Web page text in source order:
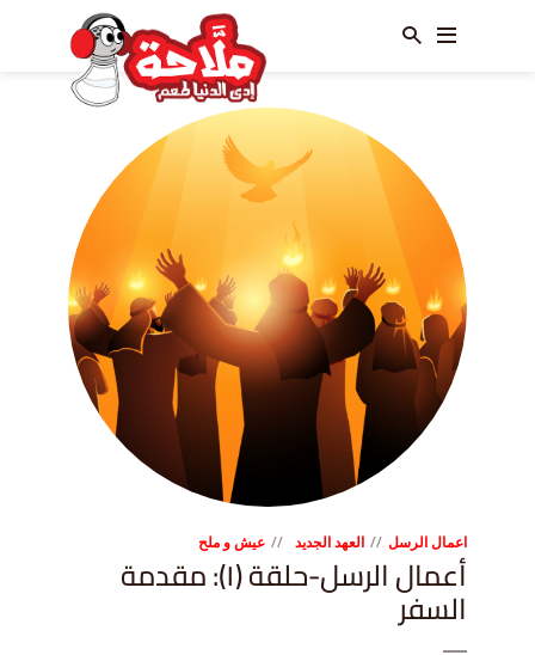
اعمال الرسل العهد الجديد عيش و ملح
أعمال الرسل-حلقة (١): مقدمة
السفر